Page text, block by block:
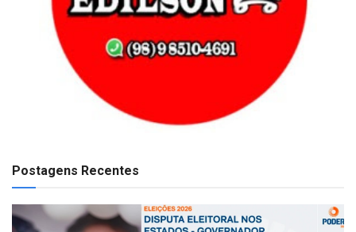
Postagens Recentes